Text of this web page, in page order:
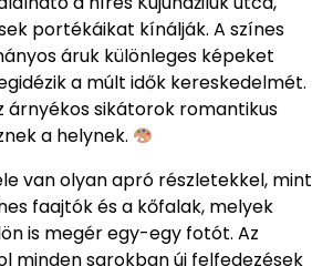
portékáikat kínálják. A színes
áruk különleges képeket
a múlt idők kereskedelmét.
árnyékos sikátorok romantikus
a helynek.
van olyan apró részletekkel, mint
faajtók és a kőfalak, melyek
is megér egy-egy fotót. Az
minden sarokban új felfedezések